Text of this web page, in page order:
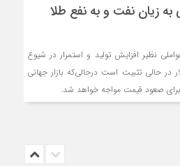
به زیان نفت و به نفع طلا
نظیر افزایش تولید و استمرار در شیوع
در محدوده کمتر از 80 دلار در حالی تثبیت است درحالی‌که بازار جهانی
صعود قیمت مواجه خواهد شد.